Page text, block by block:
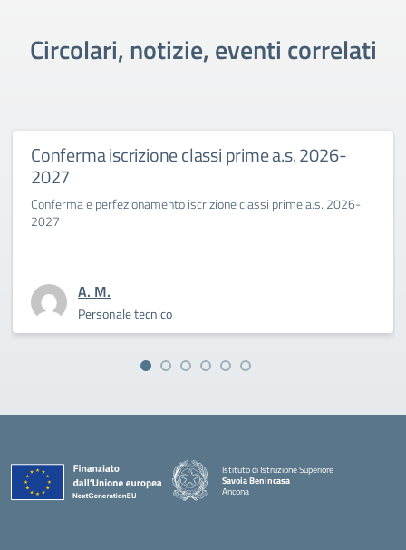
Circolari, notizie, eventi correlati
Conferma iscrizione classi prime a.s. 2026-
2027
Conferma e perfezionamento iscrizione classi prime a.s. 2026-
2027
A. M.
Personale tecnico
Istituto di Istruzione Superiore
Savoia Benincasa
Ancona